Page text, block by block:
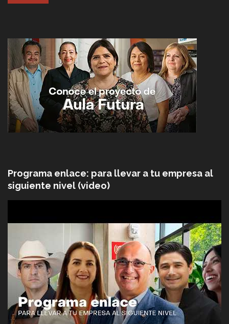
Programa enlace: para llevar a tu empresa al
siguiente nivel (video)